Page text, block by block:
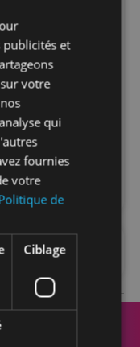
publicités et
votre
qui
fournies
votre
de
Ciblage